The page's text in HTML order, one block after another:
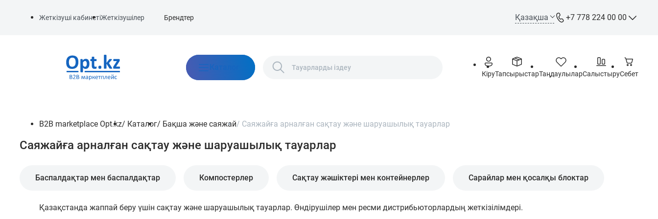
Жеткізуші кабинетіЖеткізушілер Брендтер Қазақша +7 778 224 00 00
Call-орталық
+7 778 244 00 00
күні
Каталог
КіруТапсырыстарТаңдаулыларСалыстыруСебет
B2B marketplace Opt.kz/ Каталог/ Бақша және саяжай/ Саяжайға арналған сақтау және шаруашылық тауарлар
Саяжайға арналған сақтау және шаруашылық тауарлар
Баспалдақтар мен баспалдақтар Компостерлер Сақтау жәшіктері мен контейнерлер Сарайлар мен қосалқы блоктар
Қазақстанда жаппай беру үшін сақтау және шаруашылық тауарлар. Өндірушілер мен ресми дистрибьюторлардың жеткізілімдері.